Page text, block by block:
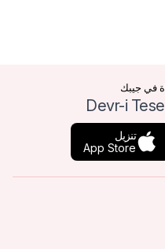
في جيبك
تنزيل
App Store